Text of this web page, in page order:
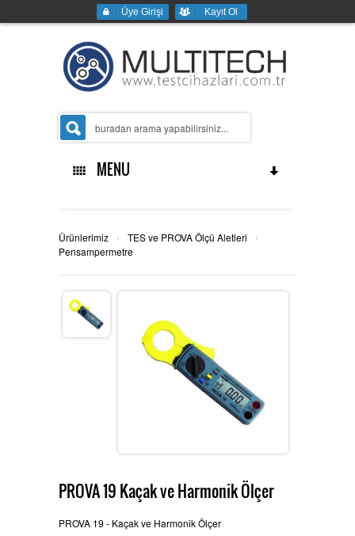
Üye Girişi Kayıt Ol
MENU
Ana Sayfa
Kurumsal
MULTİTECH
TES ve PROVA Ölçü Aletleri
Hizmetlerimiz
İletişim
Ürünlerimiz › TES ve PROVA Ölçü Aletleri
›
Pensampermetre
PROVA 19 Kaçak ve Harmonik Ölçer
PROVA 19 - Kaçak ve Harmonik Ölçer